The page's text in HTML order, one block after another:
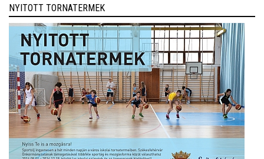
NYITOTT TORNATERMEK